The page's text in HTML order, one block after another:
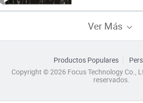
Ver Más
Productos Populares
Copyright © 2026 Focus Technology Co.,
reservados.